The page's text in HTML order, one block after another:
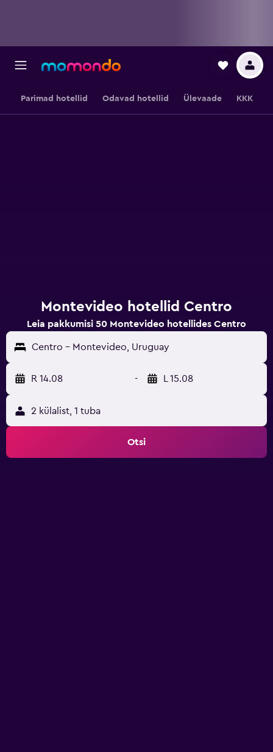
Parimad hotellid Odavad hotellid Ülevaade KKK
Montevideo hotellid Centro
Leia pakkumisi 50 Montevideo hotellides Centro
Centro - Montevideo, Uruguay
R 14.08 - L 15.08
2 külalist, 1 tuba
Otsi